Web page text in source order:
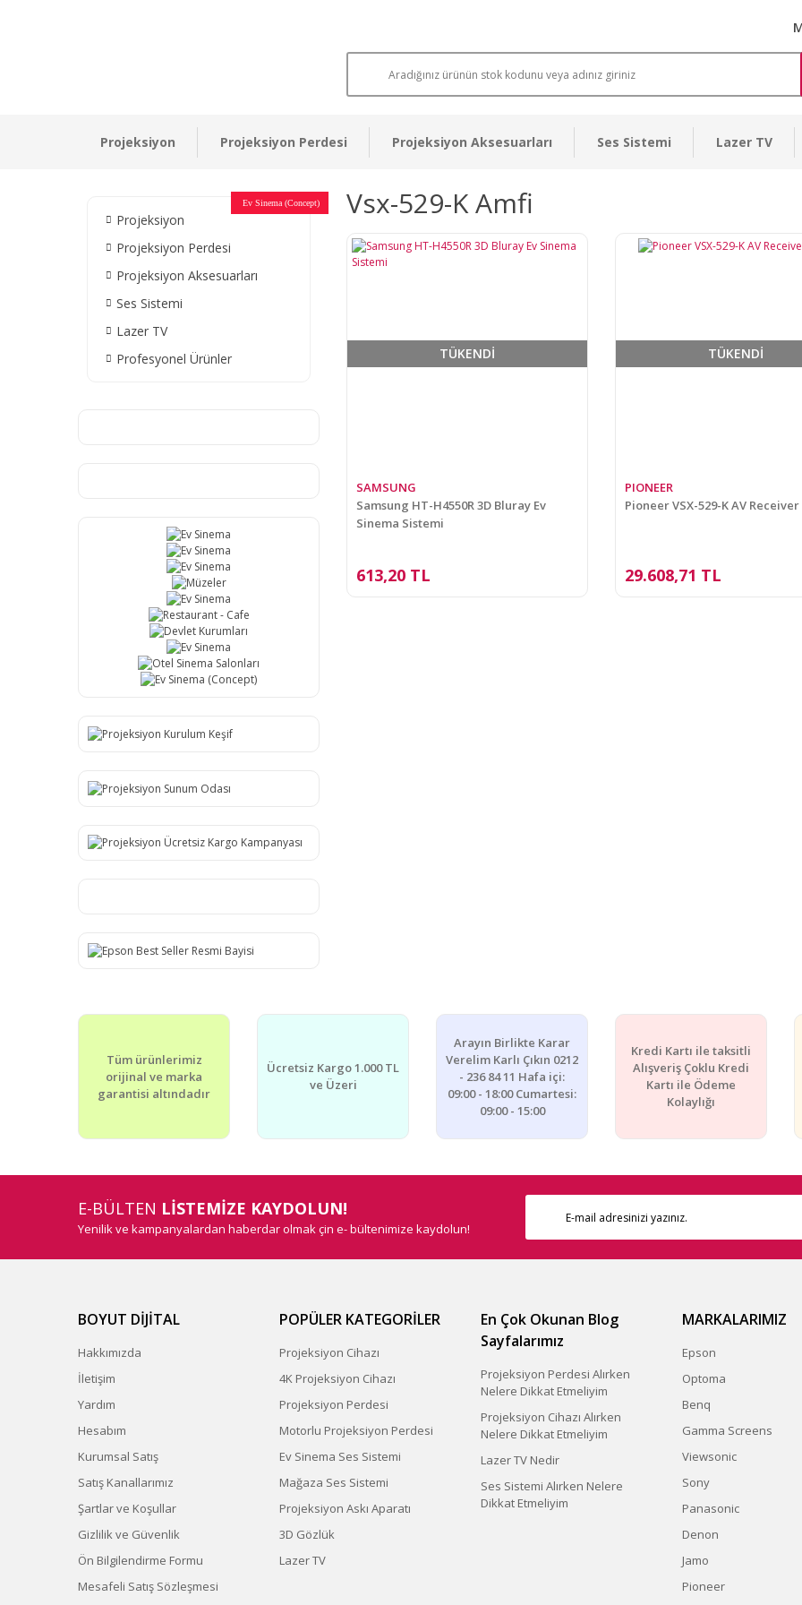
Projeksiyon Projeksiyon Perdesi Projeksiyon Aksesuarları Ses Sistemi Lazer TV
Projeksiyon
Projeksiyon Perdesi
Projeksiyon Aksesuarları
Ses Sistemi
Lazer TV
Profesyonel Ürünler
Ev Sinema
Ev Sinema
Ev Sinema
Müzeler
Ev Sinema
Restaurant - Cafe
Devlet Kurumları
Ev Sinema
Otel Sinema Salonları
Ev Sinema (Concept) Vsx-529-K Amfi
TÜKENDİ
SAMSUNG
Samsung HT-H4550R 3D Bluray Ev
Sinema Sistemi
613,20 TL
TÜKENDİ
PIONEER
Pioneer VSX-529-K AV
29.608,71 TL
Tüm ürünlerimiz
orijinal ve marka
garantisi altındadır
Ücretsiz Kargo 1.000 TL
ve Üzeri
Arayın Birlikte Karar
Verelim Karlı Çıkın 0212
- 236 84 11 Hafa içi:
09:00 - 18:00 Cumartesi:
09:00 - 15:00
Kredi Kartı ile taksitli
Alışveriş Çoklu Kredi
Kartı ile Ödeme
Kolaylığı
E-BÜLTEN LİSTEMİZE KAYDOLUN!
Yenilik ve kampanyalardan haberdar olmak çin e- bültenimize kaydolun!
BOYUT DİJİTAL
Hakkımızda
İletişim
Yardım
Hesabım
Kurumsal Satış
Satış Kanallarımız
Şartlar ve Koşullar
Gizlilik ve Güvenlik
Ön Bilgilendirme Formu
Mesafeli Satış Sözleşmesi
POPÜLER KATEGORİLER
Projeksiyon Cihazı
4K Projeksiyon Cihazı
Projeksiyon Perdesi
Motorlu Projeksiyon Perdesi
Ev Sinema Ses Sistemi
Mağaza Ses Sistemi
Projeksiyon Askı Aparatı
3D Gözlük
Lazer TV
En Çok Okunan Blog
Sayfalarımız
Projeksiyon Perdesi Alırken
Nelere Dikkat Etmeliyim
Projeksiyon Cihazı Alırken
Nelere Dikkat Etmeliyim
Lazer TV Nedir
Ses Sistemi Alırken Nelere
Dikkat Etmeliyim
MARKALARIMIZ
Epson
Optoma
Benq
Gamma Screens
Viewsonic
Sony
Panasonic
Denon
Jamo
Pioneer